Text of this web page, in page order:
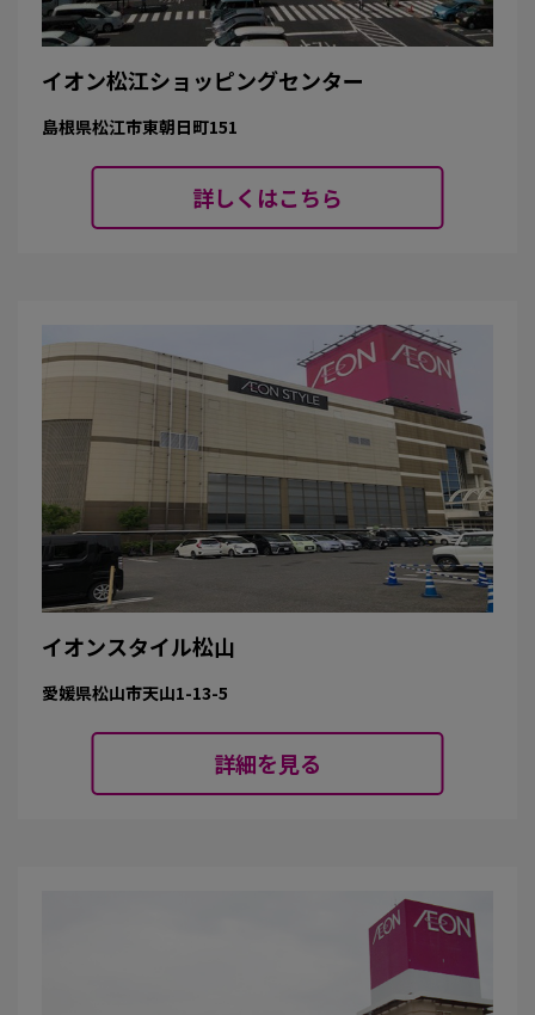
イオン松江ショッピングセンター
島根県松江市東朝日町151
詳しくはこちら
イオンスタイル松山
愛媛県松山市天山1-13-5
詳細を見る